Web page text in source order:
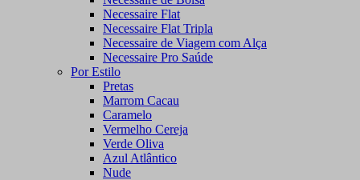
Necessaire Flat
Necessaire Flat Tripla
Necessaire de Viagem com Alça
Necessaire Pro Saúde
Por Estilo
Pretas
Marrom Cacau
Caramelo
Vermelho Cereja
Verde Oliva
Azul Atlântico
Nude